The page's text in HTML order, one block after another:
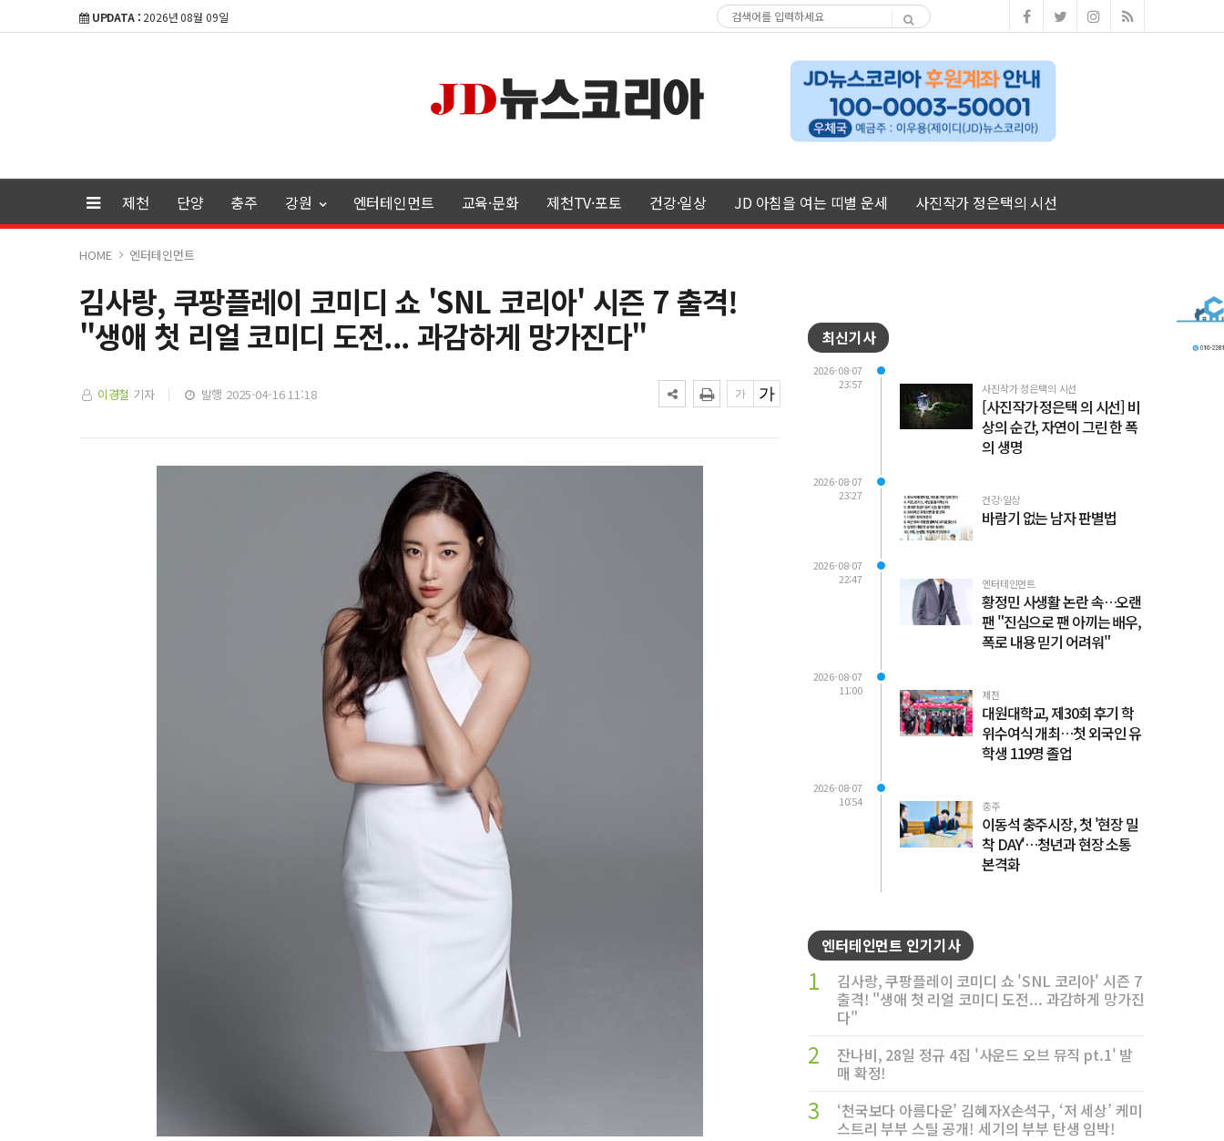
UPDATA : 2026년 08월 09일
제천 단양 충주 강원 엔터테인먼트 교육·문화 제천TV·포토 건강·일상 JD 아침을 여는 띠별 운세 사진작가 정은택의 시선
HOME 엔터테인먼트
김사랑, 쿠팡플레이 코미디 쇼 'SNL 코리아' 시즌 7 출격!
"생애 첫 리얼 코미디 도전... 과감하게 망가진다"
이경철 기자 발행 2025-04-16 11:18
최신기사
2026-08-07
23:57
사진작가 정은택의 시선
[사진작가 정은택 의 시선] 비
상의 순간, 자연이 그린 한 폭
의 생명
2026-08-07
23:27
건강·일상
바람기 없는 남자 판별법
2026-08-07
22:47
엔터테인먼트
황정민 사생활 논란 속…오랜
팬 "진심으로 팬 아끼는 배우,
폭로 내용 믿기 어려워"
2026-08-07
11:00
제천
대원대학교, 제30회 후기 학
위수여식 개최…첫 외국인 유
학생 119명 졸업
2026-08-07
10:54
충주
이동석 충주시장, 첫 '현장 밀
착 DAY'…청년과 현장 소통
본격화
엔터테인먼트 인기기사
1
김사랑, 쿠팡플레이 코미디 쇼 'SNL 코리아' 시즌 7
출격! "생애 첫 리얼 코미디 도전... 과감하게 망가진
다"
2
잔나비, 28일 정규 4집 '사운드 오브 뮤직 pt.1' 발
매 확정!
3
‘천국보다 아름다운’ 김혜자X손석구, ‘저 세상’ 케미
스트리 부부 스틸 공개! 세기의 부부 탄생 임박!